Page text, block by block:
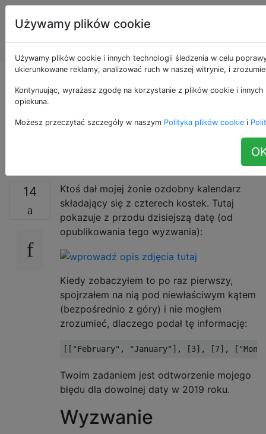
Programowanie
puzzli i Code
Golf
Co będzie na górze
tego ozdobnego
14
Ktoś dał mojej żonie ozdobny kalendarz
składający się z czterech kostek. Tutaj
pokazuje z przodu dzisiejszą datę (od
opublikowania tego wyzwania):
Kiedy zobaczyłem to po raz pierwszy,
spojrzałem na nią pod niewłaściwym kątem
(bezpośrednio z góry) i nie mogłem
zrozumieć, dlaczego podał tę informację:
Twoim zadaniem jest odtworzenie mojego
błędu dla dowolnej daty w 2019 roku.
Wyzwanie
Używamy plików cookie
Używamy plików cookie i innych technologii śledzenia w celu
ukierunkowane reklamy, analizować ruch w naszej witrynie, i
Kontynuując, wyrażasz zgodę na korzystanie z plików cookie i
opiekuna.
Możesz przeczytać szczegóły w naszym Polityka plików cookie i